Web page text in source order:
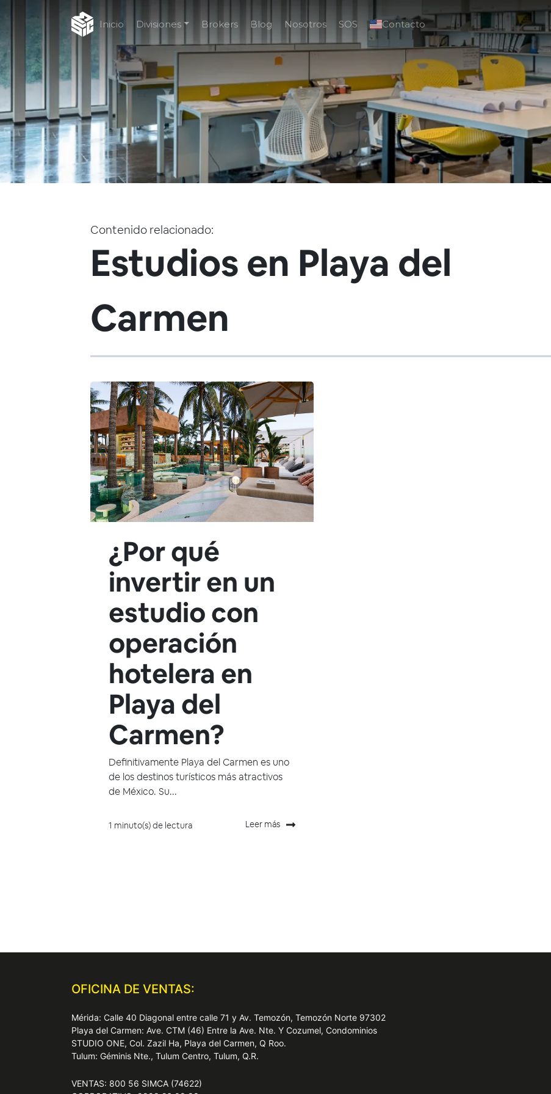
Inicio Divisiones Brokers Blog Nosotros SOS Contacto
Contenido relacionado:
Estudios en Playa del
Carmen
¿Por qué
invertir en un
estudio con
operación
hotelera en
Playa del
Carmen?
Definitivamente Playa del Carmen es uno
de los destinos turísticos más atractivos
de México. Su...
1 minuto(s) de lectura Leer más
OFICINA DE VENTAS:
Mérida: Calle 40 Diagonal entre calle 71 y Av. Temozón, Temozón Norte 97302
Playa del Carmen: Ave. CTM (46) Entre la Ave. Nte. Y Cozumel, Condominios
STUDIO ONE, Col. Zazil Ha, Playa del Carmen, Q Roo.
Tulum: Géminis Nte., Tulum Centro, Tulum, Q.R.
VENTAS: 800 56 SIMCA (74622)